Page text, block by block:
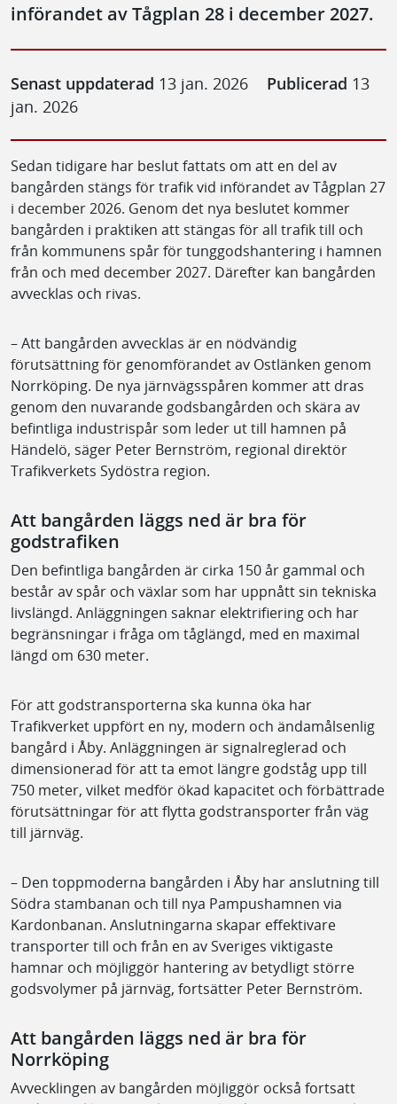
införandet av Tågplan 28 i december 2027.
Senast uppdaterad 13 jan. 2026 Publicerad 13
jan. 2026
Sedan tidigare har beslut fattats om att en del av
bangården stängs för trafik vid införandet av Tågplan 27
i december 2026. Genom det nya beslutet kommer
bangården i praktiken att stängas för all trafik till och
från kommunens spår för tunggodshantering i hamnen
från och med december 2027. Därefter kan bangården
avvecklas och rivas.
– Att bangården avvecklas är en nödvändig
förutsättning för genomförandet av Ostlänken genom
Norrköping. De nya järnvägsspåren kommer att dras
genom den nuvarande godsbangården och skära av
befintliga industrispår som leder ut till hamnen på
Händelö, säger Peter Bernström, regional direktör
Trafikverkets Sydöstra region.
Att bangården läggs ned är bra för
godstrafiken
Den befintliga bangården är cirka 150 år gammal och
består av spår och växlar som har uppnått sin tekniska
livslängd. Anläggningen saknar elektrifiering och har
begränsningar i fråga om tåglängd, med en maximal
längd om 630 meter.
För att godstransporterna ska kunna öka har
Trafikverket uppfört en ny, modern och ändamålsenlig
bangård i Åby. Anläggningen är signalreglerad och
dimensionerad för att ta emot längre godståg upp till
750 meter, vilket medför ökad kapacitet och förbättrade
förutsättningar för att flytta godstransporter från väg
till järnväg.
– Den toppmoderna bangården i Åby har anslutning till
Södra stambanan och till nya Pampushamnen via
Kardonbanan. Anslutningarna skapar effektivare
transporter till och från en av Sveriges viktigaste
hamnar och möjliggör hantering av betydligt större
godsvolymer på järnväg, fortsätter Peter Bernström.
Att bangården läggs ned är bra för
Norrköping
Avvecklingen av bangården möjliggör också fortsatt